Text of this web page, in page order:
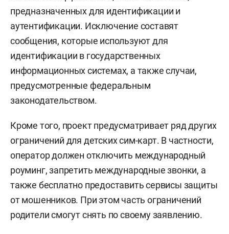
предназначенных для идентификации и
аутентификации. Исключение составят
сообщения, которые используют для
идентификации в государственных
информационных системах, а также случаи,
предусмотренные федеральным
законодательством.
Кроме того, проект предусматривает ряд других
ограничений для детских сим-карт. В частности,
оператор должен отключить международный
роуминг, запретить международные звонки, а
также бесплатно предоставить сервисы защиты
от мошенников. При этом часть ограничений
родители смогут снять по своему заявлению.